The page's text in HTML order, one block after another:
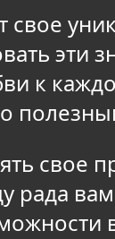
эти
к
свое
рада